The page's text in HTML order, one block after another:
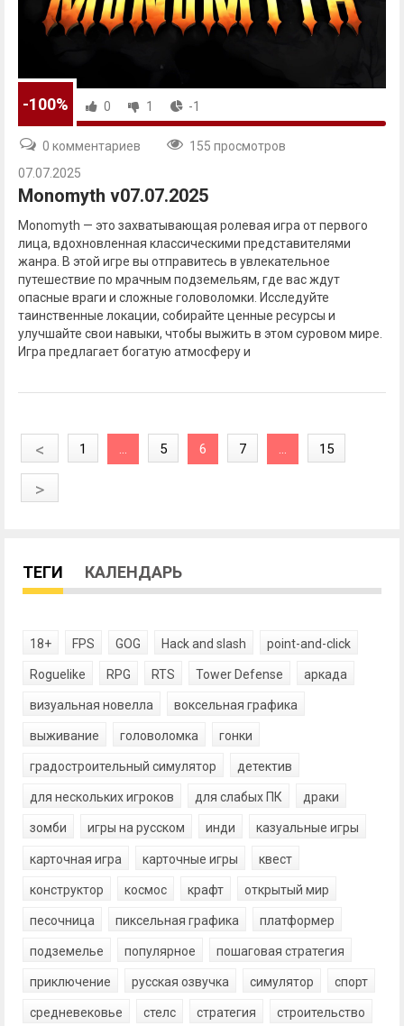
-100% 0 1 -1
0 комментариев
155 просмотров
07.07.2025
Monomyth v07.07.2025
Monomyth — это захватывающая ролевая игра от первого
лица, вдохновленная классическими представителями
жанра. В этой игре вы отправитесь в увлекательное
путешествие по мрачным подземельям, где вас ждут
опасные враги и сложные головоломки. Исследуйте
таинственные локации, собирайте ценные ресурсы и
улучшайте свои навыки, чтобы выжить в этом суровом мире.
Игра предлагает богатую атмосферу и
< 1 ... 5 6 7 ... 15
>
ТЕГИ КАЛЕНДАРЬ
18+ FPS GOG Hack and slash point-and-click
Roguelike RPG RTS Tower Defense аркада
визуальная новелла воксельная графика
выживание головоломка гонки
градостроительный симулятор детектив
для нескольких игроков для слабых ПК драки
зомби игры на русском инди казуальные игры
карточная игра карточные игры квест
конструктор космос крафт открытый мир
песочница пиксельная графика платформер
подземелье популярное пошаговая стратегия
приключение русская озвучка симулятор спорт
средневековье стелс стратегия строительство